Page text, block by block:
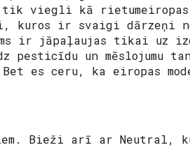
tik viegli kā
kuros ir svaigi dārzeņi
ir jāpaļaujas tikai uz
pesticīdu un mēslojumu
es ceru, ka eiropas mode
Bieži arī ar Neutral,